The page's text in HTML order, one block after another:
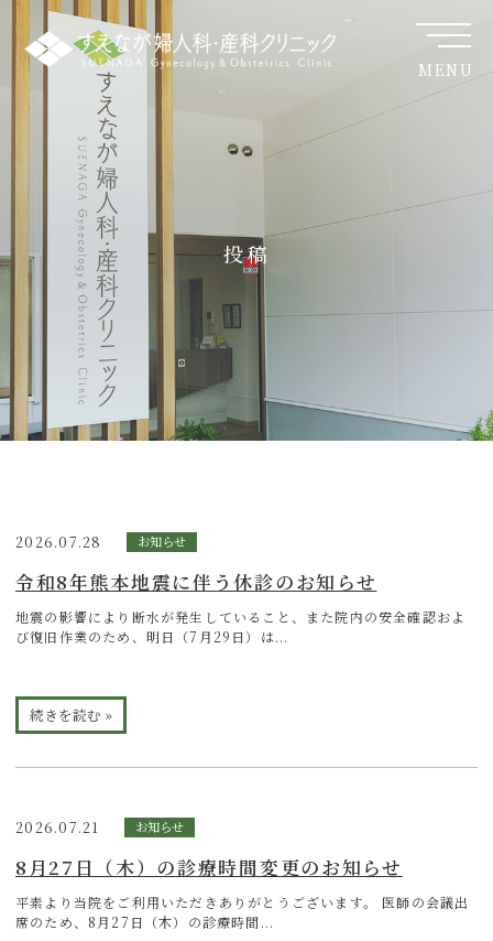
MENU
投稿
2026.07.28 お知らせ
令和8年熊本地震に伴う休診のお知らせ
地震の影響により断水が発生していること、また院内の安全確認およ
び復旧作業のため、明日（7月29日）は...
続きを読む »
2026.07.21 お知らせ
8月27日（木）の診療時間変更のお知らせ
平素より当院をご利用いただきありがとうございます。 医師の会議出
席のため、8月27日（木）の診療時間...